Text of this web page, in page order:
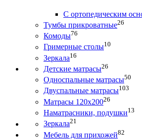
С ортопедическим
Тумбы прикроватные26
Комоды76
Гримерные столы10
Зеркала16
Детские матрасы26
Односпальные матрасы50
Двуспальные матрасы103
Матрасы 120х20026
Наматрасники, подушки13
Зеркала21
Мебель для прихожей82